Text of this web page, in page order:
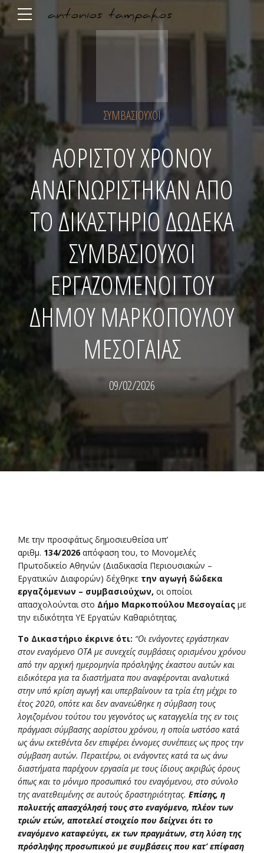
ΣΥΜΒΑΣΙΟΎΧΟΙ
ΑΟΡΙΣΤΟΥ ΧΡΟΝΟΥ
ΑΝΑΓΝΩΡΙΣΤΗΚΑΝ ΑΠΟ
ΤΟ ΔΙΚΑΣΤΗΡΙΟ ΔΩΔΕΚΑ
ΣΥΜΒΑΣΙΟΥΧΟΙ
ΕΡΓΑΖΟΜΕΝΟΙ ΤΟΥ
ΔΗΜΟΥ ΜΑΡΚΟΠΟΥΛΟΥ
ΜΕΣΟΓΑΙΑΣ
09/02/2026
Με την προσφάτως δημοσιευθείσα υπ’
αριθμ. 134/2026 απόφαση του, το Μονομελές
Πρωτοδικείο Αθηνών (Διαδικασία Περιουσιακών –
Εργατικών Διαφορών) δέχθηκε την αγωγή δώδεκα
εργαζόμενων – συμβασιούχων, οι οποίοι
απασχολούνται στο Δήμο Μαρκοπούλου Μεσογαίας με
την ειδικότητα ΥΕ Εργατών Καθαριότητας.
Το Δικαστήριο έκρινε ότι: “Οι ενάγοντες εργάστηκαν
στον εναγόμενο ΟΤΑ με συνεχείς συμβάσεις ορισμένου χρόνου
από την αρχική ημερομηνία πρόσληψης έκαστου αυτών και
ειδικότερα για τα διαστήματα που αναφέρονται αναλυτικά
στην υπό κρίση αγωγή και υπερβαίνουν τα τρία έτη μέχρι το
έτος 2020, οπότε και δεν ανανεώθηκε η σύμβαση τους
λογιζομένου τούτου του γεγονότος ως καταγγελία της εν τοις
πράγμασι σύμβασης αορίστου χρόνου, η οποία ωστόσο κατά
ως άνω εκτεθέντα δεν επιφέρει έννομες συνέπειες ως προς την
σύμβαση αυτών. Περαιτέρω, οι ενάγοντες κατά τα ως άνω
διαστήματα παρέχουν εργασία με τους ίδιους ακριβώς όρους
όπως και το μόνιμο προσωπικό του εναγόμενου, στο σύνολο
της ανατεθειμένης σε αυτούς δραστηριότητας. Επίσης, η
πολυετής απασχόλησή τους στο εναγόμενο, πλέον των
τριών ετών, αποτελεί στοιχείο που δείχνει ότι το
εναγόμενο καταφεύγει, εκ των πραγμάτων, στη λύση της
πρόσληψης προσωπικού με συμβάσεις που κατ’ επίφαση